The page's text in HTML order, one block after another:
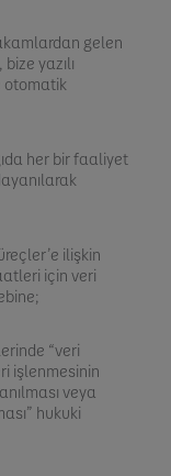
gelen
yazılı
otomatik
her bir faaliyet
ilişkin
için veri
“veri
işlenmesinin
veya
hukuki